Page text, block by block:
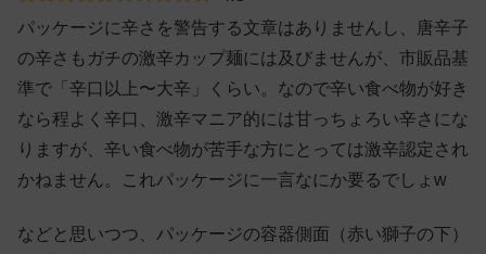
パッケージに辛さを警告する文章はありませんし、唐辛子
の辛さもガチの激辛カップ麺には及びませんが、市販品基
準で「辛口以上〜大辛」くらい。なので辛い食べ物が好き
なら程よく辛口、激辛マニア的には甘っちょろい辛さにな
りますが、辛い食べ物が苦手な方にとっては激辛認定され
かねません。これパッケージに一言なにか要るでしょw
などと思いつつ、パッケージの容器側面（赤い獅子の下）